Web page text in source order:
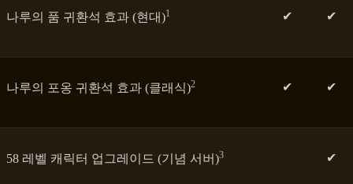
나루의 품 귀환석 효과 (현대)1 ✔ ✔
나루의 포옹 귀환석 효과 (클래식)2 ✔ ✔
58 레벨 캐릭터 업그레이드 (기념 서버)3 ✔